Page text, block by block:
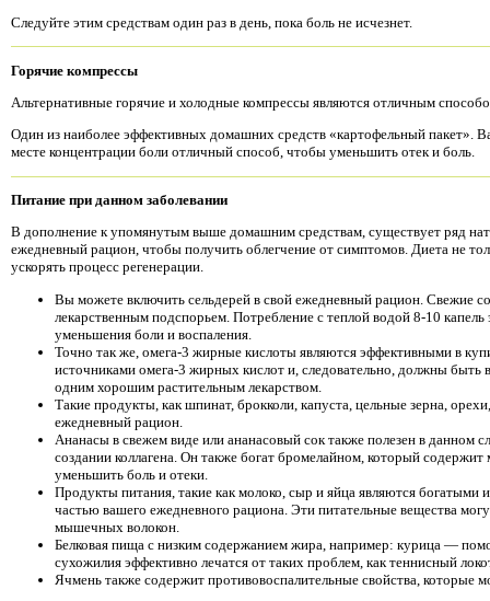
Следуйте этим средствам один раз в день, пока боль не исчезнет.
Горячие компрессы
Альтернативные горячие и холодные компрессы являются отличным
Один из наиболее эффективных домашних средств «картофельный пакет».
месте концентрации боли отличный способ, чтобы уменьшить отек и боль.
Питание при данном заболевании
В дополнение к упомянутым выше домашним средствам, существует ряд
ежедневный рацион, чтобы получить облегчение от симптомов. Диета не
ускорять процесс регенерации.
Вы можете включить сельдерей в свой ежедневный рацион. Свежие
лекарственным подспорьем. Потребление с теплой водой 8-10
уменьшения боли и воспаления.
Точно так же, омега-3 жирные кислоты являются эффективными в
источниками омега-3 жирных кислот и, следовательно, должны
одним хорошим растительным лекарством.
Такие продукты, как шпинат, брокколи, капуста, цельные зерна,
ежедневный рацион.
Ананасы в свежем виде или ананасовый сок также полезен в данном
создании коллагена. Он также богат бромелайном, который
уменьшить боль и отеки.
Продукты питания, такие как молоко, сыр и яйца являются
частью вашего ежедневного рациона. Эти питательные вещества
мышечных волокон.
Белковая пища с низким содержанием жира, например: курица —
сухожилия эффективно лечатся от таких проблем, как теннисный
Ячмень также содержит противовоспалительные свойства, которые